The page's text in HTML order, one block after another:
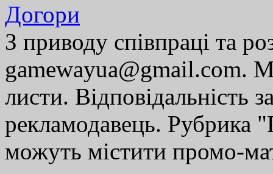
Догори
З приводу співпраці та
gamewayua@gmail.com.
листи. Відповідальність
рекламодавець. Рубрика
можуть містити промо-